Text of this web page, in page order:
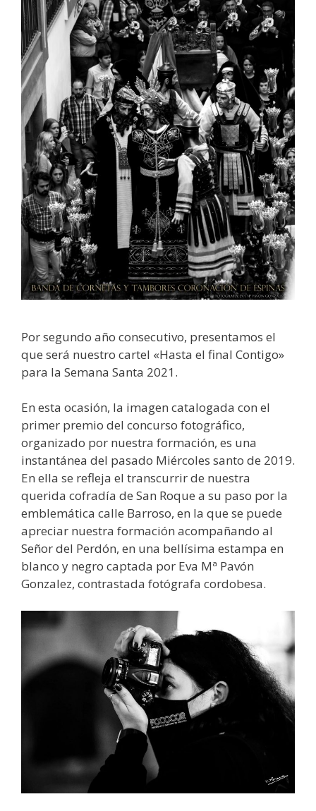
Por segundo año consecutivo, presentamos el
que será nuestro cartel «Hasta el final Contigo»
para la Semana Santa 2021.
En esta ocasión, la imagen catalogada con el
primer premio del concurso fotográfico,
organizado por nuestra formación, es una
instantánea del pasado Miércoles santo de 2019.
En ella se refleja el transcurrir de nuestra
querida cofradía de San Roque a su paso por la
emblemática calle Barroso, en la que se puede
apreciar nuestra formación acompañando al
Señor del Perdón, en una bellísima estampa en
blanco y negro captada por Eva Mª Pavón
Gonzalez, contrastada fotógrafa cordobesa.